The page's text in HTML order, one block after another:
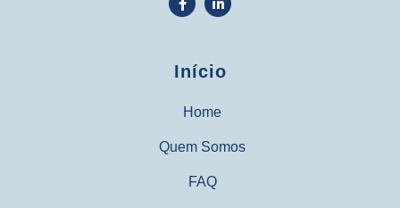
Início
Home
Quem Somos
FAQ